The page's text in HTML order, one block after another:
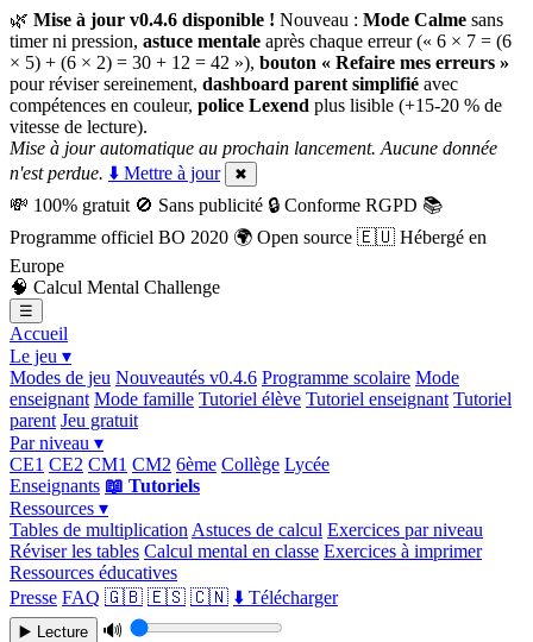
🌿 Mise à jour v0.4.6 disponible ! Nouveau : Mode Calme sans
timer ni pression, astuce mentale après chaque erreur (« 6 × 7 = (6
× 5) + (6 × 2) = 30 + 12 = 42 »), bouton « Refaire mes erreurs »
pour réviser sereinement, dashboard parent simplifié avec
compétences en couleur, police Lexend plus lisible (+15-20 % de
vitesse de lecture).
Mise à jour automatique au prochain lancement. Aucune donnée
n'est perdue. ⬇️ Mettre à jour ✖
💸 100% gratuit 🚫 Sans publicité 🔒 Conforme RGPD 📚
Programme officiel BO 2020 🌍 Open source 🇪🇺 Hébergé en
Europe
🧠 Calcul Mental Challenge
☰
Accueil
Le jeu ▾
Modes de jeu Nouveautés v0.4.6 Programme scolaire Mode
enseignant Mode famille Tutoriel élève Tutoriel enseignant Tutoriel
parent Jeu gratuit
Par niveau ▾
CE1 CE2 CM1 CM2 6ème Collège Lycée
Enseignants 📖 Tutoriels
Ressources ▾
Tables de multiplication Astuces de calcul Exercices par niveau
Réviser les tables Calcul mental en classe Exercices à imprimer
Ressources éducatives
Presse FAQ 🇬🇧 🇪🇸 🇨🇳 ⬇️ Télécharger
▶️ Lecture
🔊